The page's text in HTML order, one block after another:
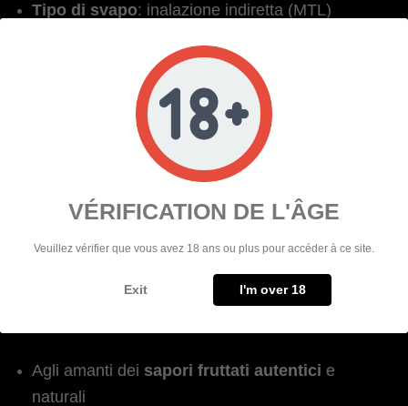
Tipo di svapo: inalazione indiretta (MTL)
Livelli di nicotina disponibili:
mg, 9 mg, 12 mg, 18 mg
norme TPD, flacone a prova di
Agli amanti dei sapori fruttati autentici e
naturali
VÉRIFICATION DE L'ÂGE
Veuillez vérifier que vous avez 18 ans ou plus pour accéder à ce site.
Exit I'm over 18